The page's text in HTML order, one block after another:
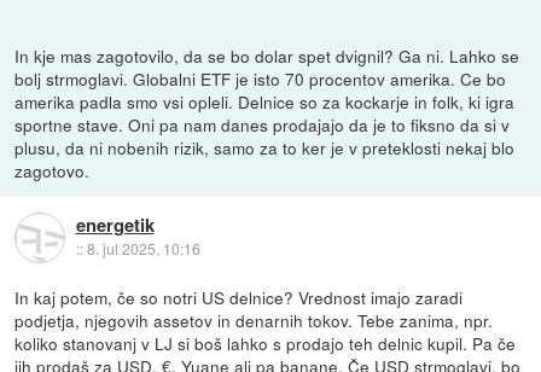
In kje mas zagotovilo, da se bo dolar spet dvignil? Ga ni. Lahko se
bolj strmoglavi. Globalni ETF je isto 70 procentov amerika. Ce bo
amerika padla smo vsi opleli. Delnice so za kockarje in folk, ki igra
sportne stave. Oni pa nam danes prodajajo da je to fiksno da si v
plusu, da ni nobenih rizik, samo za to ker je v preteklosti nekaj blo
zagotovo.
energetik
::8. jul 2025, 10:16
In kaj potem, če so notri US delnice? Vrednost imajo zaradi
podjetja, njegovih assetov in denarnih tokov. Tebe zanima, npr.
koliko stanovanj v LJ si boš lahko s prodajo teh delnic kupil. Pa če
jih prodaš za USD, €, Yuane ali pa banane. Če USD strmoglavi, bo